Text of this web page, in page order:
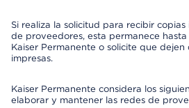
Si realiza la solicitud para recibir
de proveedores, esta permanece
Kaiser Permanente o solicite que dejen
impresas.
Kaiser Permanente considera los
elaborar y mantener las redes de